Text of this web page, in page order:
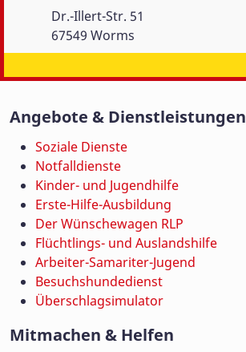
Dr.-Illert-Str. 51
67549 Worms
Angebote & Dienstleistungen
Soziale Dienste
Notfalldienste
Kinder- und Jugendhilfe
Erste-Hilfe-Ausbildung
Der Wünschewagen RLP
Flüchtlings- und Auslandshilfe
Arbeiter-Samariter-Jugend
Besuchshundedienst
Überschlagsimulator
Mitmachen & Helfen